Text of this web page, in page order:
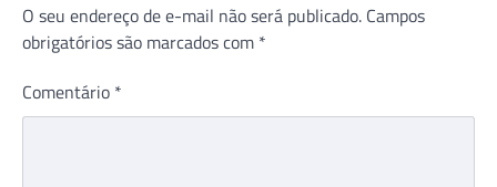
O seu endereço de e-mail não será publicado. Campos
obrigatórios são marcados com *
Comentário *